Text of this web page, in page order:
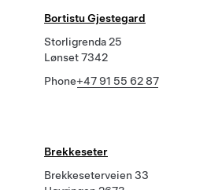
Bortistu Gjestegard
Storligrenda 25
Lønset 7342
Phone+47 91 55 62 87
Brekkeseter
Brekkeseterveien 33